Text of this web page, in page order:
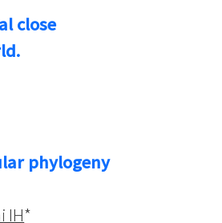
close
phylogeny
IH*